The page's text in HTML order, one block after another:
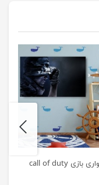
تابلو دیواری بازی call of duty